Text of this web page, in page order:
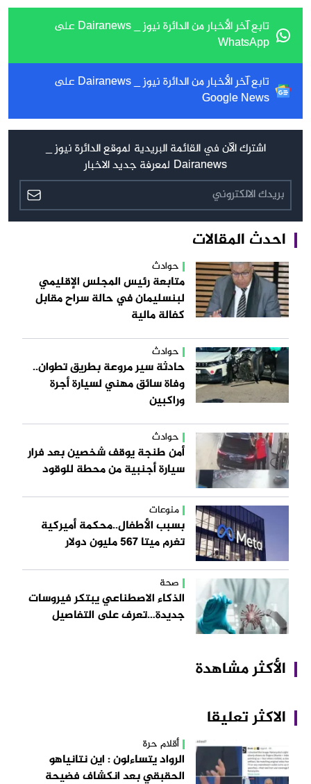
تابع آخر الأخبار من الدائرة نيوز _ Dairanews على
WhatsApp
تابع آخر الأخبار من الدائرة نيوز _ Dairanews على
Google News
اشترك الآن في القائمة البريدية لموقع الدائرة نيوز _
Dairanews لمعرفة جديد الاخبار
احدث المقالات
حوادث
متابعة رئيس المجلس الإقليمي
لبنسليمان في حالة سراح مقابل
كفالة مالية
حوادث
حادثة سير مروعة بطريق تطوان..
وفاة سائق مهني لسيارة أجرة
وراكبين
حوادث
أمن طنجة يوقف شخصين بعد فرار
سيارة أجنبية من محطة للوقود
منوعات
بسبب الأطفال..محكمة أميركية
تغرم ميتا 567 مليون دولار
صحة
الذكاء الاصطناعي يبتكر فيروسات
جديدة…تعرف على التفاصيل
الأكثر مشاهدة
الاكثر تعليقا
أقلام حرة
الرواد يتساءلون : اين نتانياهو
الحقبقي بعد انكشاف فضيحة